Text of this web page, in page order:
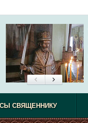
СВЯЩЕННИКУ